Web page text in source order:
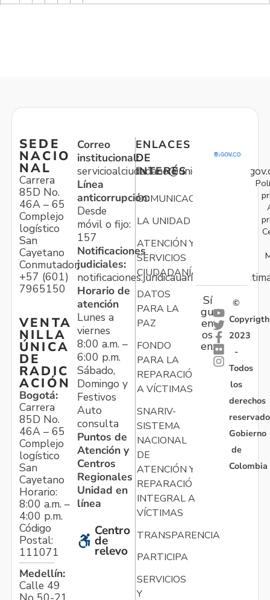
SEDE
NACIO
NAL
Carrera
85D No.
46A – 65
Complejo
logístico
San
Cayetano
Conmutador:
+57 (601)
7965150
VENTA
NILLA
ÚNICA
DE
RADIC
ACIÓN
Bogotá:
Carrera
85D No.
46A – 65
Complejo
logístico
San
Cayetano
Horario:
8:00 a.m. –
4:00 p.m.
Código
Postal:
111071
Medellín:
Calle 49
Correo
institucional:
Línea
anticorrupción:
Desde
móvil o fijo:
157
Notificaciones
judiciales:
Horario de
atención
Lunes a
viernes
8:00 a.m. –
6:00 p.m.
Sábado,
Domingo y
Festivos
Auto
consulta
Puntos de
Atención y
Centros
Regionales
Unidad en
línea
Centro
de
relevo
ENLACES
DE
INTERÉS
COMUNICACIONES
LA UNIDAD
ATENCIÓN Y
SERVICIOS
CIUDADANÍA
DATOS
PARA LA
PAZ
FONDO
PARA LA
REPARACIÓN
A VÍCTIMAS
SNARIV-
SISTEMA
NACIONAL
DE
ATENCIÓN Y
REPARACIÓN
INTEGRAL A
VÍCTIMAS
TRANSPARENCIA
PARTICIPA
SERVICIOS
Y
Sí
gu
en
os
en:
©
Copyrigth
2023
-
Todos
los
derechos
Gobierno
de
Colombia